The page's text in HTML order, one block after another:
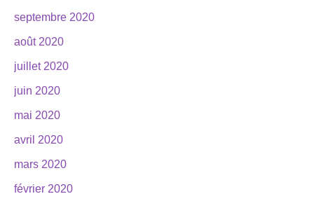
septembre 2020
août 2020
juillet 2020
juin 2020
mai 2020
avril 2020
mars 2020
février 2020